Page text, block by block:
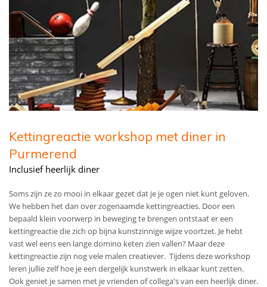
Kettingreactie workshop met diner in
Purmerend
Inclusief heerlijk diner
Soms zijn ze zo mooi in elkaar gezet dat je je ogen niet kunt geloven.
We hebben het dan over zogenaamde kettingreacties. Door een
bepaald klein voorwerp in beweging te brengen ontstaat er een
kettingreactie die zich op bijna kunstzinnige wijze voortzet. Je hebt
vast wel eens een lange domino keten zien vallen? Maar deze
kettingreactie zijn nog vele malen creatiever. Tijdens deze workshop
leren jullie zelf hoe je een dergelijk kunstwerk in elkaar kunt zetten.
Ook geniet je samen met je vrienden of collega's van een heerlijk diner.